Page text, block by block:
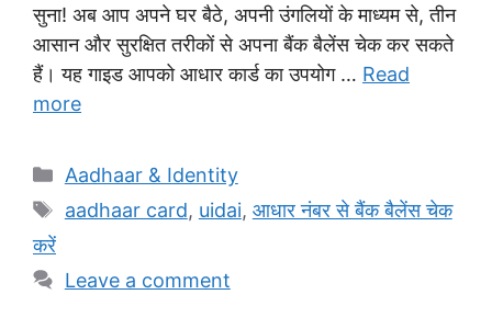
सुना! अब आप अपने घर बैठे, अपनी उंगलियों के माध्यम से, तीन
आसान और सुरक्षित तरीकों से अपना बैंक बैलेंस चेक कर सकते
हैं। यह गाइड आपको आधार कार्ड का उपयोग … Read
more
Categories
Aadhaar & Identity
Tags
aadhaar card, uidai, आधार नंबर से बैंक बैलेंस चेक
करें
Leave a comment